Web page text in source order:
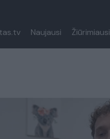
Naujausi Žiūrimiausi